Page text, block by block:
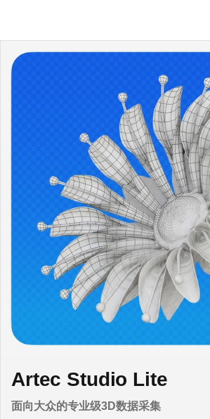
新品登场：Artec Jet
基于SLAM的高速LiDAR扫描仪
Artec Studio Lite
面向大众的专业级3D数据采集
Artec Studio 20
一体化软件解决方案
Artec Spider II全新登
超高分辨率。细节惊人。无需标记点。
Artec Point II全新登场
计量级精度尽在掌握
奥巴马总统3D模型
Artec Eva为美国总统奥巴马制作了第一